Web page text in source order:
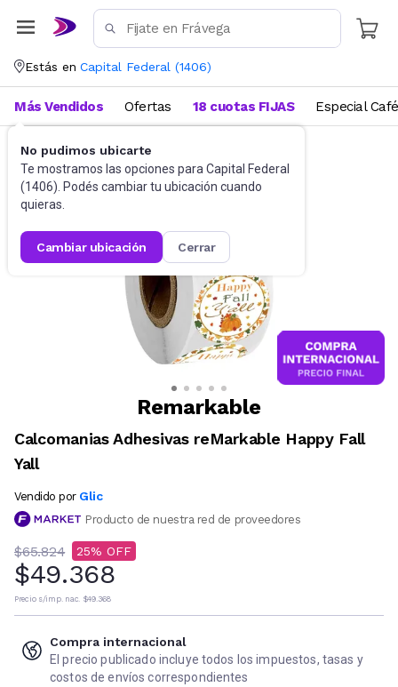
Estás en Capital Federal (1406)
No pudimos ubicarte
Te mostramos las opciones para Capital Federal
(1406). Podés cambiar tu ubicación cuando
quieras.
cambiar ubicación cerrar
Más Vendidos Ofertas 18 cuotas FIJAS Especial Café
Decoración Vinilos decorativos
Remarkable
Calcomanias Adhesivas reMarkable Happy Fall
Yall
Vendido por Glic
Producto de nuestra red de proveedores
$65.824 25
$49.368
Precio s/imp. nac. $49.368
Compra internacional
El precio publicado incluye todos los impuestos, tasas y
costos de envíos correspondientes